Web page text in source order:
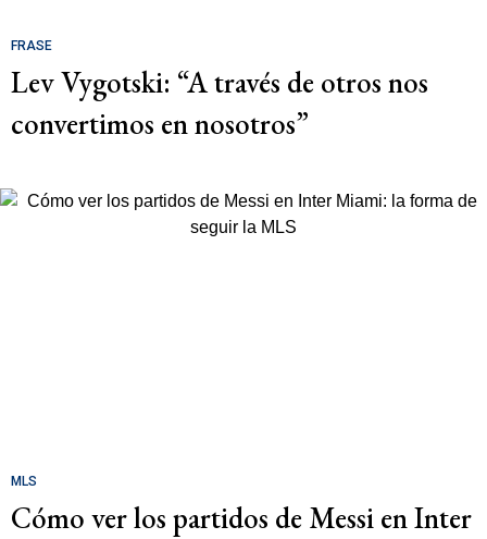
FRASE
Lev Vygotski: “A través de otros nos
convertimos en nosotros”
MLS
Cómo ver los partidos de Messi en Inter